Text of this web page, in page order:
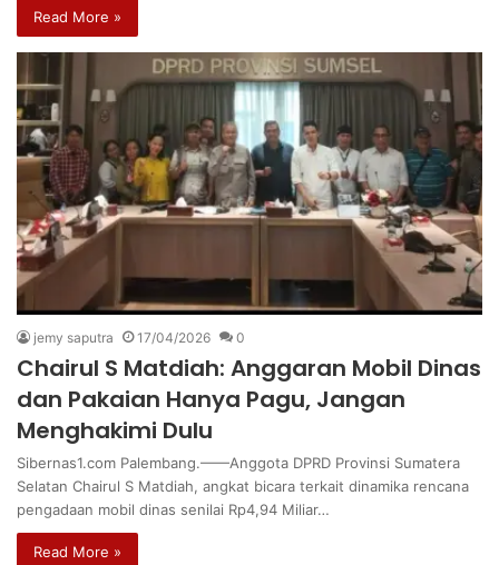
Read More »
jemy saputra 17/04/2026 0
Chairul S Matdiah: Anggaran Mobil Dinas
dan Pakaian Hanya Pagu, Jangan
Menghakimi Dulu
Sibernas1.com Palembang.——Anggota DPRD Provinsi Sumatera
Selatan Chairul S Matdiah, angkat bicara terkait dinamika rencana
pengadaan mobil dinas senilai Rp4,94 Miliar…
Read More »